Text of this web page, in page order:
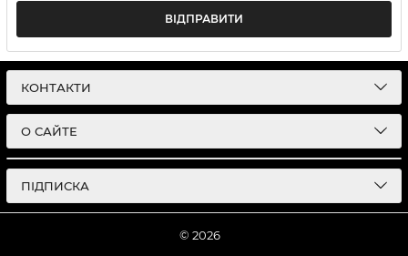
ВІДПРАВИТИ
КОНТАКТИ
О САЙТЕ
ПІДПИСКА
© 2026